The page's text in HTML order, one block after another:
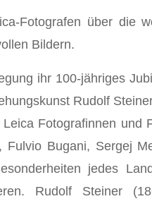
Fotografen über die
Bildern.
ihr 100-jähriges
Rudolf
Fotografinnen und
Fulvio Bugani, Sergej
jedes
Rudolf Steiner